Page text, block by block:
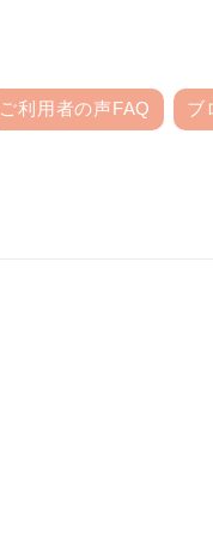
ご利用者の声FAQ ブ